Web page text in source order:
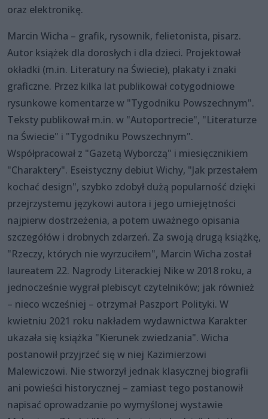
oraz elektronikę.
Marcin Wicha – grafik, rysownik, felietonista, pisarz.
Autor książek dla dorosłych i dla dzieci. Projektował
okładki (m.in. Literatury na Świecie), plakaty i znaki
graficzne. Przez kilka lat publikował cotygodniowe
rysunkowe komentarze w "Tygodniku Powszechnym".
Teksty publikował m.in. w "Autoportrecie", "Literaturze
na Świecie" i "Tygodniku Powszechnym".
Współpracował z "Gazetą Wyborczą" i miesięcznikiem
"Charaktery". Eseistyczny debiut Wichy, "Jak przestałem
kochać design", szybko zdobył dużą popularność dzięki
przejrzystemu językowi autora i jego umiejętności
najpierw dostrzeżenia, a potem uważnego opisania
szczegółów i drobnych zdarzeń. Za swoją drugą książkę,
"Rzeczy, których nie wyrzuciłem", Marcin Wicha został
laureatem 22. Nagrody Literackiej Nike w 2018 roku, a
jednocześnie wygrał plebiscyt czytelników; jak również
– nieco wcześniej – otrzymał Paszport Polityki. W
kwietniu 2021 roku nakładem wydawnictwa Karakter
ukazała się książka "Kierunek zwiedzania". Wicha
postanowił przyjrzeć się w niej Kazimierzowi
Malewiczowi. Nie stworzył jednak klasycznej biografii
ani powieści historycznej – zamiast tego postanowił
napisać oprowadzanie po wymyślonej wystawie